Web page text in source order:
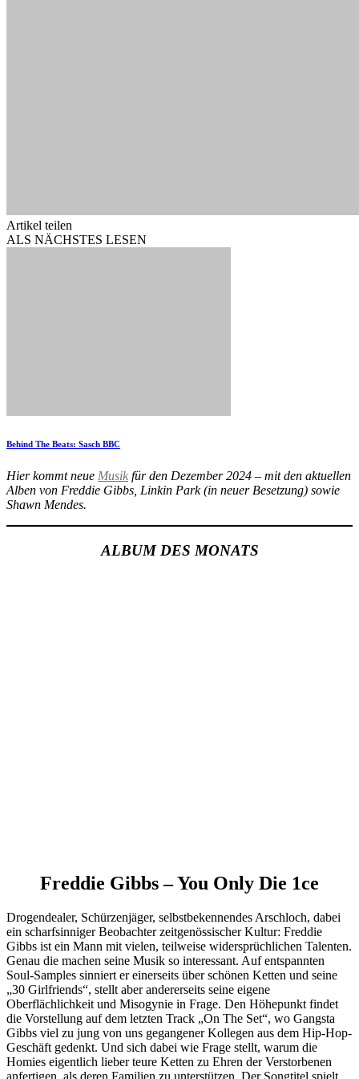
Artikel teilen
ALS NÄCHSTES LESEN
Behind The Beats: Sasch BBC
Hier kommt neue Musik für den Dezember 2024 – mit den aktuellen
Alben von Freddie Gibbs, Linkin Park (in neuer Besetzung) sowie
Shawn Mendes.
ALBUM DES MONATS
Freddie Gibbs – You Only Die 1ce
Drogendealer, Schürzenjäger, selbstbekennendes Arschloch, dabei
ein scharfsinniger Beobachter zeitgenössischer Kultur: Freddie
Gibbs ist ein Mann mit vielen, teilweise widersprüchlichen Talenten.
Genau die machen seine Musik so interessant. Auf entspannten
Soul-Samples sinniert er einerseits über schönen Ketten und seine
„30 Girlfriends“, stellt aber andererseits seine eigene
Oberflächlichkeit und Misogynie in Frage. Den Höhepunkt findet
die Vorstellung auf dem letzten Track „On The Set“, wo Gangsta
Gibbs viel zu jung von uns gegangener Kollegen aus dem Hip-Hop-
Geschäft gedenkt. Und sich dabei wie Frage stellt, warum die
Homies eigentlich lieber teure Ketten zu Ehren der Verstorbenen